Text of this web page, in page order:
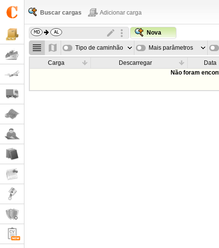
Buscar cargas Adicionar carga
Nova
Tipo de caminhão Mais parâmetros
Carga Descarregar
Data
Não foram